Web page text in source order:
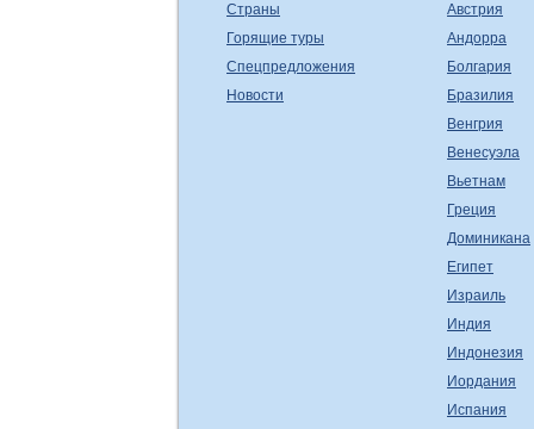
Страны
Горящие туры
Спецпредложения
Новости
Австрия
Андорра
Болгария
Бразилия
Венгрия
Венесуэла
Вьетнам
Греция
Доминикана
Египет
Израиль
Индия
Индонезия
Иордания
Испания